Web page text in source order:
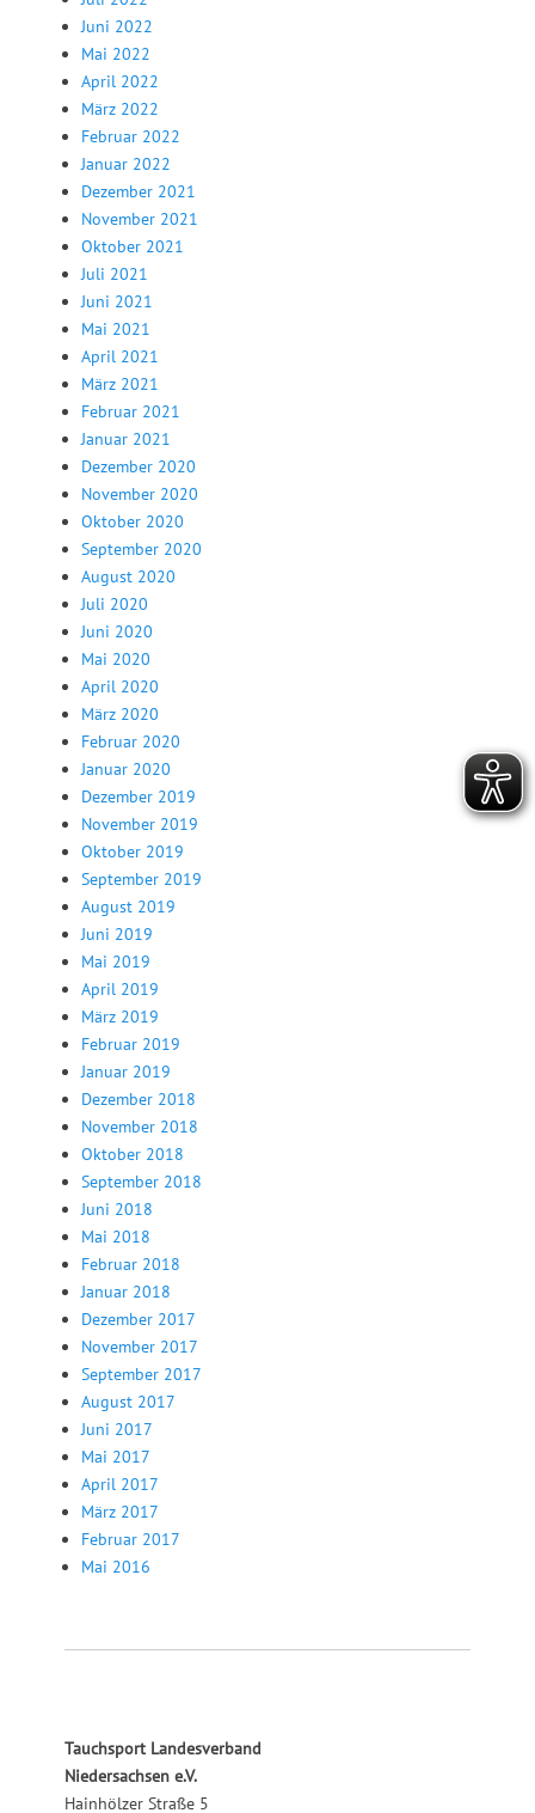
Juni 2022
Mai 2022
April 2022
März 2022
Februar 2022
Januar 2022
Dezember 2021
November 2021
Oktober 2021
Juli 2021
Juni 2021
Mai 2021
April 2021
März 2021
Februar 2021
Januar 2021
Dezember 2020
November 2020
Oktober 2020
September 2020
August 2020
Juli 2020
Juni 2020
Mai 2020
April 2020
März 2020
Februar 2020
Januar 2020
Dezember 2019
November 2019
Oktober 2019
September 2019
August 2019
Juni 2019
Mai 2019
April 2019
März 2019
Februar 2019
Januar 2019
Dezember 2018
November 2018
Oktober 2018
September 2018
Juni 2018
Mai 2018
Februar 2018
Januar 2018
Dezember 2017
November 2017
September 2017
August 2017
Juni 2017
Mai 2017
April 2017
März 2017
Februar 2017
Mai 2016
Tauchsport Landesverband
Niedersachsen e.V.
Hainhölzer Straße 5